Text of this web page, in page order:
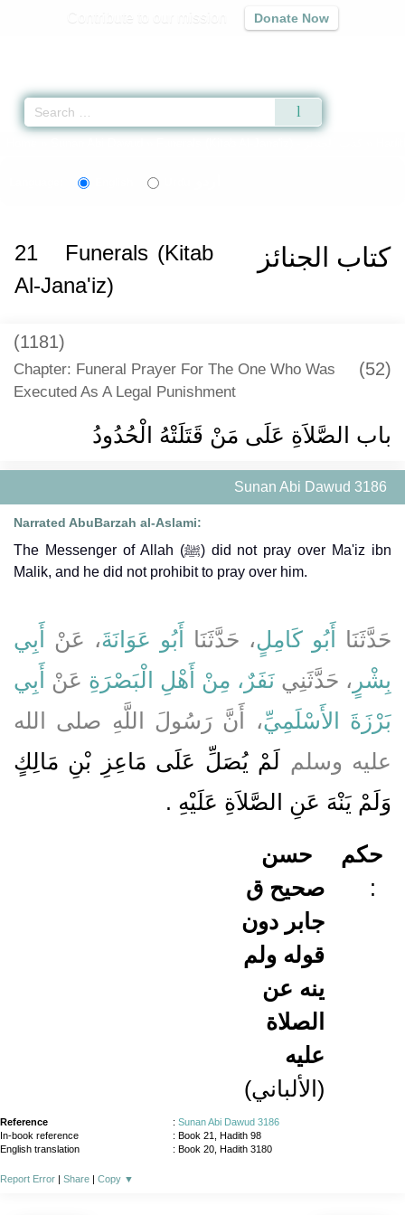
Donate Now
كتاب الجنائز 21
Funerals (Kitab
Al-Jana'iz)
(1181)
Chapter: Funeral Prayer For The One Who Was
Executed As A Legal Punishment
(52)
باب الصَّلاَةِ عَلَى مَنْ قَتَلَتْهُ الْحُدُودُ
Sunan Abi Dawud 3186
Narrated AbuBarzah al-Aslami:
The Messenger of Allah (ﷺ) did not pray over Ma'iz ibn
Malik, and he did not prohibit to pray over him.
حَدَّثَنَا أَبُو كَامِلٍ، حَدَّثَنَا أَبُو عَوَانَةَ، عَنْ
أَبِي
بِشْرٍ ، حَدَّثَنِي نَفَرٌ، مِنْ أَهْلِ الْبَصْرَةِ عَنْ
أَبِي
بَرْزَةَ الأَسْلَمِيِّ، أَنَّ رَسُولَ اللَّهِ صلى الله
عليه وسلم لَمْ يُصَلِّ عَلَى مَاعِزِ بْنِ مَالِكٍ
وَلَمْ يَنْهَ عَنِ الصَّلاَةِ عَلَيْهِ ‏.‏
حسن
صحيح ق
جابر دون
قوله ولم
ينه عن
الصلاة
عليه
(الألباني)
حكم
:
Reference : Sunan Abi Dawud 3186
In-book reference
: Book 21, Hadith 98
English translation
: Book 20, Hadith 3180
Report Error | Share | Copy ▼